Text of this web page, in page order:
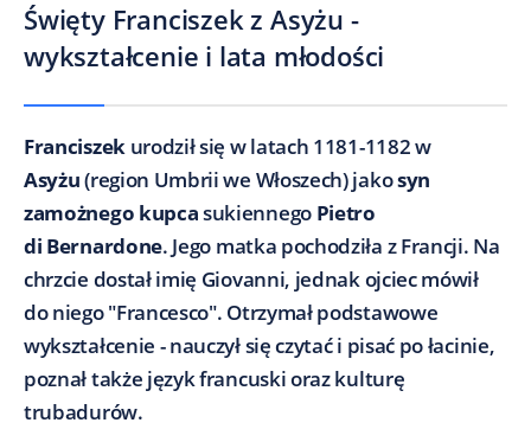
Święty Franciszek z Asyżu -
wykształcenie i lata młodości
Franciszekurodził się w latach 1181-1182 w
Asyżu(region Umbrii we Włoszech) jakosyn
zamożnego kupcasukiennego Pietro
di Bernardone. Jego matka pochodziła z Francji. Na
chrzcie dostał imię Giovanni, jednak ojciec mówił
do niego "Francesco". Otrzymał podstawowe
wykształcenie - nauczył się czytać i pisać po łacinie,
poznał także język francuski oraz kulturę
trubadurów.